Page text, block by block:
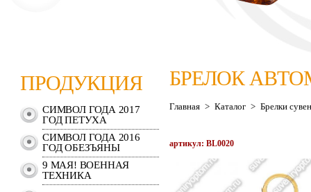
ПРОДУКЦИЯ
СИМВОЛ ГОДА 2017
ГОД ПЕТУХА
СИМВОЛ ГОДА 2016
ГОД ОБЕЗЪЯНЫ
9 МАЯ! ВОЕННАЯ
ТЕХНИКА
БРЕЛОК
Главная > Каталог > Брелки
артикул: ВL0020